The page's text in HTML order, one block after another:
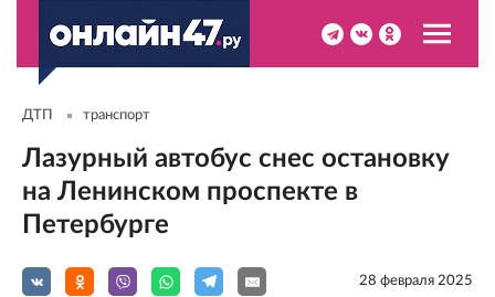
ДТП транспорт
Лазурный автобус снес остановку
на Ленинском проспекте в
Петербурге
28 февраля 2025